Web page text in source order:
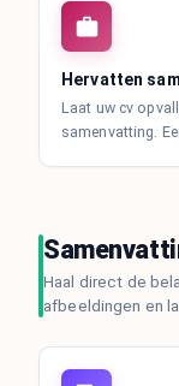
Hervatten
Laat uw cv
samenvatting.
Haal direct de
afbeeldingen en